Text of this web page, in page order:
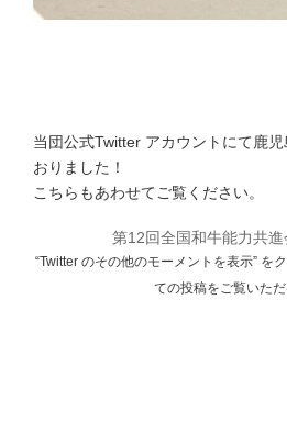
当団公式Twitter アカウントにて鹿
おりました！
こちらもあわせてご覧ください。
第12回全国和牛能力共
“Twitter のその他のモーメントを表示” を
ての投稿をご覧いただ